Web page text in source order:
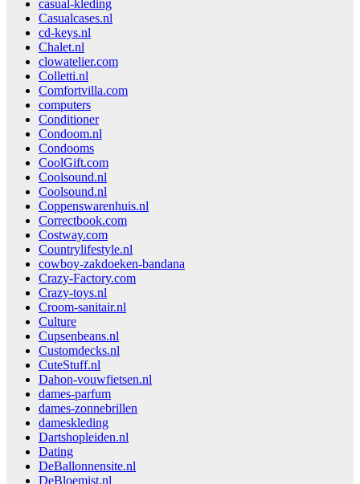
casual-kleding
Casualcases.nl
cd-keys.nl
Chalet.nl
clowatelier.com
Colletti.nl
Comfortvilla.com
computers
Conditioner
Condoom.nl
Condooms
CoolGift.com
Coolsound.nl
Coolsound.nl
Coppenswarenhuis.nl
Correctbook.com
Costway.com
Countrylifestyle.nl
cowboy-zakdoeken-bandana
Crazy-Factory.com
Crazy-toys.nl
Croom-sanitair.nl
Culture
Cupsenbeans.nl
Customdecks.nl
CuteStuff.nl
Dahon-vouwfietsen.nl
dames-parfum
dames-zonnebrillen
dameskleding
Dartshopleiden.nl
Dating
DeBallonnensite.nl
DeBloemist.nl